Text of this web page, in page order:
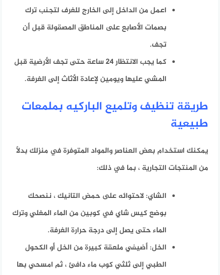
اعمل من الداخل إلى الخارج للغرف لتجنب ترك
بصمات الأصابع على المناطق المصقولة قبل أن
تجف.
كما يجب الانتظار 24 ساعة حتى تجف الأرضية قبل
المشي عليها ويومين لإعادة الأثاث إلى الغرفة.
طريقة تنظيف وتلميع الباركيه بملمعات
طبيعية
يمكنك استخدام بعض العناصر والمواد المتوفرة في منزلك بدلاً
من المنتجات التجارية ، بما في ذلك:
الشاي: لاحتوائه على حمض التانيك ، ننصحك
بوضع كيس شاي في كوبين من الماء المغلي وترك
الماء حتى يصل إلى درجة حرارة الغرفة.
الخل: أضيفي ملعقة كبيرة من الخل أو الكحول
الطبي إلى ثلثي كوب ماء دافئ ، ثم امسحي بها